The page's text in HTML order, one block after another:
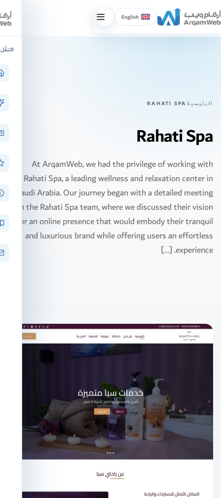
English
إخفاء
التنقّل
الرئيسية RAHATI SPA
Rahati Spa
At ArqamWeb, we had the privilege of working with
Rahati Spa, a leading wellness and relaxation center in
Saudi Arabia. Our journey began with a detailed meeting
with the Rahati Spa team, where we discussed their vision
for an online presence that would embody their tranquil
and luxurious brand while offering users an effortless
experience. […]